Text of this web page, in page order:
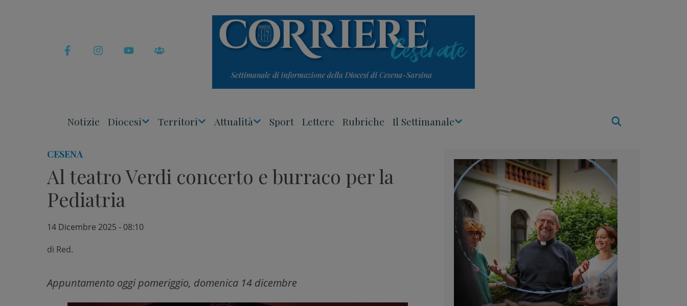
Notizie Diocesi Territori Attualità Sport Lettere Rubriche Il Settimanale
CESENA
Al teatro Verdi concerto e burraco per la
Pediatria
14 Dicembre 2025 - 08:10
di Red.
Appuntamento oggi pomeriggio, domenica 14 dicembre